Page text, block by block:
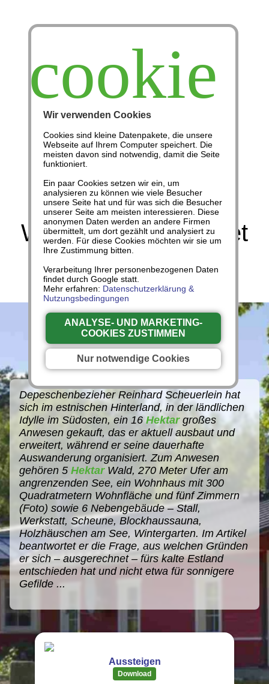
Aussteigen
Freie Artikel Lebensinseln
Warum ausgerechnet
Estland?
Depeschenbezieher Reinhard Scheuerlein hat
sich im estnischen Hinterland, in der ländlichen
Idylle im Südosten, ein 16 Hektar großes
Anwesen gekauft, das er aktuell ausbaut und
erweitert, während er seine dauerhafte
Auswanderung organisiert. Zum Anwesen
gehören 5 Hektar Wald, 270 Meter Ufer am
angrenzenden See, ein Wohnhaus mit 300
Quadratmetern Wohnfläche und fünf Zimmern
(Foto) sowie 6 Nebengebäude – Stall,
Werkstatt, Scheune, Blockhaussauna,
Holzhäuschen am See, Wintergarten. Im Artikel
beantwortet er die Frage, aus welchen Gründen
er sich – ausgerechnet – fürs kalte Estland
entschieden hat und nicht etwa für sonnigere
Gefilde ...
Aussteigen
Download
cookie
Wir verwenden Cookies
Cookies sind kleine Datenpakete, die unsere
Webseite auf Ihrem Computer speichert. Die
meisten davon sind notwendig, damit die Seite
funktioniert.
Ein paar Cookies setzen wir ein, um
analysieren zu können wie viele Besucher
unsere Seite hat und für was sich die Besucher
unserer Seite am meisten interessieren. Diese
anonymen Daten werden an andere Firmen
übermittelt, um dort gezählt und analysiert zu
werden. Für diese Cookies möchten wir sie um
Ihre Zustimmung bitten.
Verarbeitung Ihrer personenbezogenen Daten
findet durch Google statt.
Mehr erfahren: Datenschutzerklärung &
Nutzungsbedingungen
ANALYSE- UND MARKETING-
COOKIES ZUSTIMMEN
Nur notwendige Cookies